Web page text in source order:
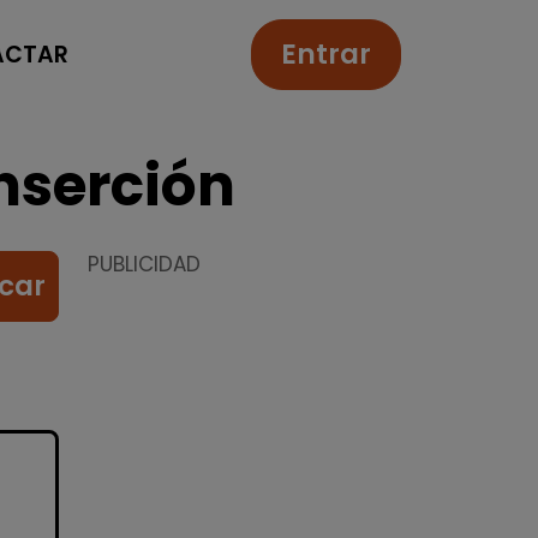
Entrar
PUBLICIDAD